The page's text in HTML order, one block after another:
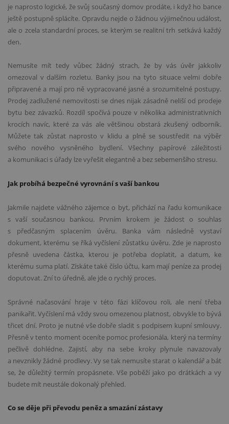
je naprosto logické, že svůj současný domov prodáte, i když ho bance
ještě postupně splácíte. Opravdu nejde o žádnou výjimečnou událost,
ale o zcela standardní proces, se kterým se realitní trh setkává každý
den.
Nemusíte mít tedy vůbec žádný strach, že by vás úvěr jakkoliv
omezoval v dalším rozletu. Banky jsou na tyto situace velmi dobře
připravené a mají pro ně vypracované jasné a srozumitelné postupy.
Prodej zadlužené nemovitosti se dnes nijak zásadně neliší od prodeje
bytu bez závazků. Rozdíl spočívá pouze v několika administrativních
krocích navíc, které za vás ale většinou obstará zkušený odborník.
Můžete tak zůstat naprosto v klidu a plně se soustředit na výběr
svého nového vysněného bydlení. Všechny papírové záležitosti
a komunikaci s úřady lze vyřešit elegantně a bez sebemenšího stresu.
Jak probíhá bezpečné vyrovnání s vaší bankou
Jakmile najdete vážného zájemce o byt, přichází na řadu komunikace
s vaší současnou bankou. Prvním krokem je žádost o souhlas
s předčasným splacením úvěru. Banka vám následně vystaví
dokument, kterému se říká vyčíslení zůstatku úvěru. Zde je naprosto
přesně uvedena částka, kterou je potřeba doplatit, a datum, ke
kterému suma platí. Získáte také číslo účtu, kam mají peníze za prodej
doputovat. Zní to úředně, ale jde o rychlý proces.
Správné načasování hraje v této fázi klíčovou roli, ale není třeba
panikařit. Vyčíslení má vždy svou omezenou platnost, obvykle to bývá
třicet dní. Proto je nutné vše dobře sladit s podpisem kupní smlouvy.
Přesně v tento moment oceníte pomoc profesionála, který na termíny
pečlivě dohlédne. Zajistí, aby na sebe kroky plynule navazovaly
a nevznikly žádné prodlevy. Vy se tak nemusíte starat o kalendář a bát
se, že důležitý termín propásnete. Vše poběží jako po drátkách a vy
budete mít neustále dokonalý přehled.
Co se děje při převodu peněz a smazání zástavy